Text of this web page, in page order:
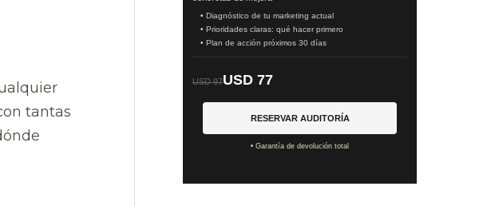
tantas
• Diagnóstico de tu marketing actual
• Prioridades claras: qué hacer primero
• Plan de acción próximos 30 días
USD 97USD 77
RESERVAR AUDITORÍA
• Garantía de devolución total